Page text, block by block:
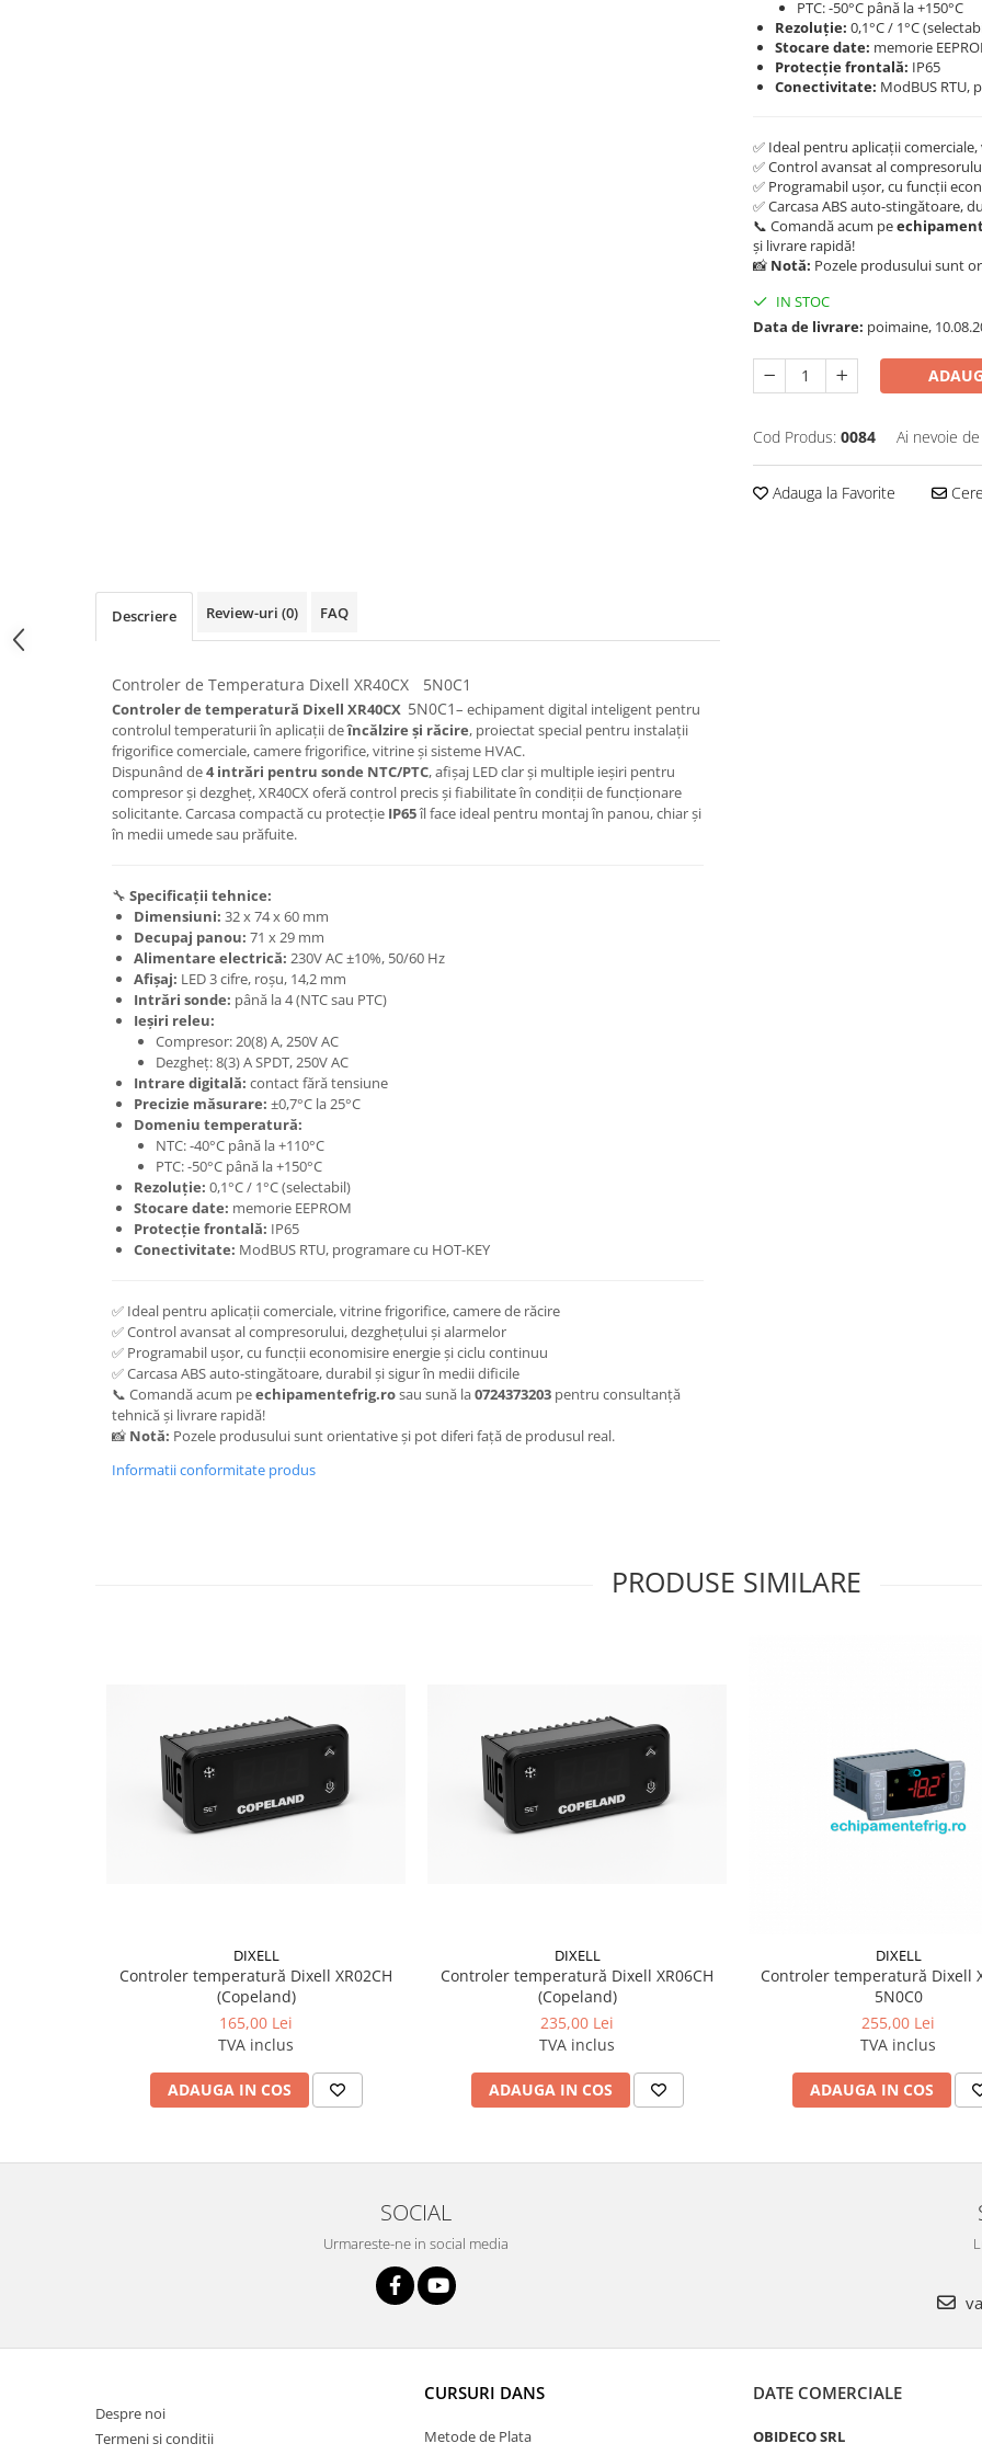
PTC: -50°C până la +150°C
Rezoluție: 0,1°C / 1°C
Stocare date: memorie
Protecție frontală: IP65
Conectivitate: ModBUS RTU,
✅ Ideal pentru aplicații
✅ Control avansat al
✅ Programabil ușor, cu funcții
✅ Carcasa ABS auto-stingătoare,
📞 Comandă acum pe
și livrare rapidă!
📸 Notă: Pozele produsului sunt
IN STOC
Data de livrare: poimaine,
Cod Produs: 0084 Ai nevoie
Adauga la Favorite
Descriere Review-uri (0) FAQ
Controler de Temperatura Dixell XR40CX 5N0C1
Controler de temperatură Dixell XR40CX 5N0C1– echipament digital inteligent pentru
controlul temperaturii în aplicații deîncălzire și răcire, proiectat special pentru instalații
frigorifice comerciale, camere frigorifice, vitrine și sisteme HVAC.
Dispunând de4 intrări pentru sonde NTC/PTC, afișaj LED clar și multiple ieșiri pentru
compresor și dezgheț, XR40CX oferă control precis și fiabilitate în condiții de funcționare
solicitante. Carcasa compactă cu protecție IP65îl face ideal pentru montaj în panou, chiar și
în medii umede sau prăfuite.
🔧 Specificații tehnice:
Dimensiuni: 32 x 74 x 60 mm
Decupaj panou: 71 x 29 mm
Alimentare electrică: 230V AC ±10%, 50/60 Hz
Afișaj: LED 3 cifre, roșu, 14,2 mm
Intrări sonde: până la 4 (NTC sau PTC)
Ieșiri releu:
Compresor: 20(8) A, 250V AC
Dezgheț: 8(3) A SPDT, 250V AC
Intrare digitală: contact fără tensiune
Precizie măsurare: ±0,7°C la 25°C
Domeniu temperatură:
NTC: -40°C până la +110°C
PTC: -50°C până la +150°C
Rezoluție: 0,1°C / 1°C (selectabil)
Stocare date: memorie EEPROM
Protecție frontală: IP65
Conectivitate: ModBUS RTU, programare cu HOT-KEY
✅ Ideal pentru aplicații comerciale, vitrine frigorifice, camere de răcire
✅ Control avansat al compresorului, dezghețului și alarmelor
✅ Programabil ușor, cu funcții economisire energie și ciclu continuu
✅ Carcasa ABS auto-stingătoare, durabil și sigur în medii dificile
📞 Comandă acum peechipamentefrig.rosau sună la0724373203 pentru consultanță
tehnică și livrare rapidă!
📸 Notă: Pozele produsului sunt orientative și pot diferi față de produsul real.
Informatii conformitate produs
PRODUSE SIMILARE
DIXELL
Controler temperatură Dixell XR02CH
(Copeland)
165,00 Lei
TVA inclus
ADAUGA IN COS
DIXELL
Controler temperatură Dixell XR06CH
(Copeland)
235,00 Lei
TVA inclus
ADAUGA IN COS
DIXELL
Controler temperatură Dixell
5N0C0
255,00 Lei
TVA inclus
ADAUGA IN COS
SOCIAL
Urmareste-ne in social media
Despre noi
Termeni si conditii
CURSURI DANS
Metode de Plata
DATE COMERCIALE
OBIDECO SRL